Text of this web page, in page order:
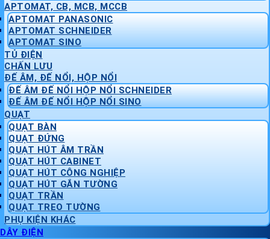
APTOMAT, CB, MCB, MCCB
APTOMAT PANASONIC
APTOMAT SCHNEIDER
APTOMAT SINO
TỦ ĐIỆN
CHẤN LƯU
ĐẾ ÂM, ĐẾ NỔI, HỘP NỔI
ĐẾ ÂM ĐẾ NỔI HỘP NỔI SCHNEIDER
ĐẾ ÂM ĐẾ NỔI HỘP NỔI SINO
QUẠT
QUẠT BÀN
QUẠT ĐỨNG
QUẠT HÚT ÂM TRẦN
QUẠT HÚT CABINET
QUẠT HÚT CÔNG NGHIỆP
QUẠT HÚT GẮN TƯỜNG
QUẠT TRẦN
QUẠT TREO TƯỜNG
PHỤ KIỆN KHÁC
DÂY ĐIỆN